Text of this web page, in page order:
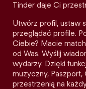
Tinder daje Ci
Utwórz profil, ustaw
przeglądać profile.
Ciebie? Macie
od Was. Wyślij
wydarzy. Dzięki
muzyczny, Paszport,
przestrzenią na